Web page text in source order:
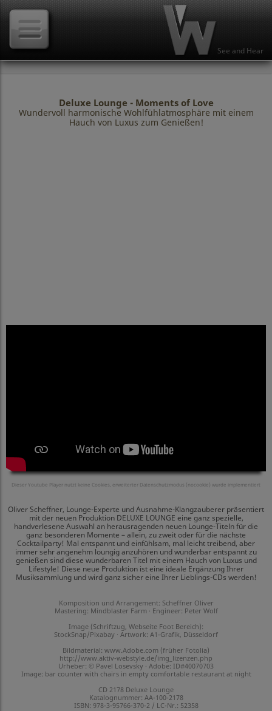
See and Hear
Deluxe Lounge - Moments of Love
Wundervoll harmonische Wohlfühlatmosphäre mit einem
Hauch von Luxus zum Genießen!
Dieser Youtube Player nutzt keine Cookies, erweiterter Datenschutzmodus (nocookie) wurde implementiert
Oliver Scheffner, Lounge-Experte und Ausnahme-Klangzauberer präsentiert
mit der neuen Produktion DELUXE LOUNGE eine ganz spezielle,
handverlesene Auswahl an herausragenden neuen Lounge-Titeln für die
ganz besonderen Momente – allein, zu zweit oder für die nächste
Cocktailparty! Mal entspannt und einfühlsam, mal leicht treibend, aber
immer sehr angenehm loungig anzuhören und wunderbar entspannt zu
genießen sind diese wunderbaren Titel mit einem Hauch von Luxus und
Lifestyle! Diese neue Produktion ist eine ideale Ergänzung Ihrer
Musiksammlung und wird ganz sicher eine Ihrer Lieblings-CDs werden!
Komposition und Arrangement: Scheffner Oliver
Mastering: Mindblaster Farm · Engineer: Peter Wolf
Image (Schriftzug, Webseite Foot Bereich):
StockSnap/Pixabay · Artwork: A1-Grafik, Düsseldorf
Bildmaterial: www.Adobe.com (früher Fotolia)
http://www.aktiv-webstyle.de/img_lizenzen.php
Urheber: © Pavel Losevsky · Adobe: ID#40070703
Image: bar counter with chairs in empty comfortable restaurant at night
CD 2178 Deluxe Lounge
Katalognummer: AA-100-2178
ISBN: 978-3-95766-370-2 / LC-Nr.: 52358